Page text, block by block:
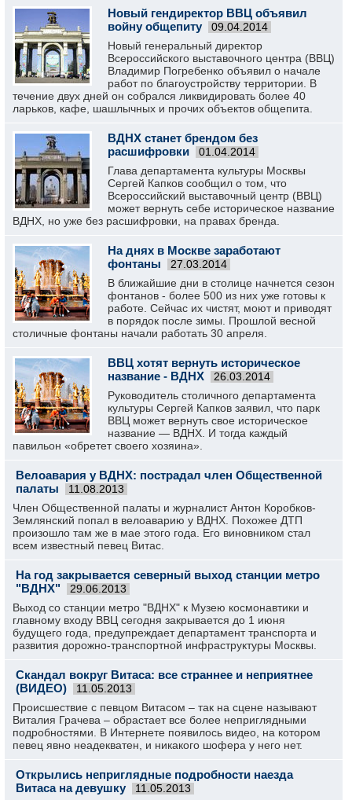
Новый гендиректор ВВЦ объявил
войну общепиту
09.04.2014
Новый генеральный директор
Всероссийского выставочного центра (ВВЦ)
Владимир Погребенко объявил о начале
работ по благоустройству территории. В
течение двух дней он собрался ликвидировать более 40
ларьков, кафе, шашлычных и прочих объектов общепита.
ВДНХ станет брендом без
расшифровки
01.04.2014
Глава департамента культуры Москвы
Сергей Капков сообщил о том, что
Всероссийский выставочный центр (ВВЦ)
может вернуть себе историческое название
ВДНХ, но уже без расшифровки, на правах бренда.
На днях в Москве заработают
фонтаны
27.03.2014
В ближайшие дни в столице начнется сезон
фонтанов - более 500 из них уже готовы к
работе. Сейчас их чистят, моют и приводят
в порядок после зимы. Прошлой весной
столичные фонтаны начали работать 30 апреля.
ВВЦ хотят вернуть историческое
название - ВДНХ
26.03.2014
Руководитель столичного департамента
культуры Сергей Капков заявил, что парк
ВВЦ может вернуть свое историческое
название — ВДНХ. И тогда каждый
павильон «обретет своего хозяина».
Велоавария у ВДНХ: пострадал член Общественной
палаты
11.08.2013
Член Общественной палаты и журналист Антон Коробков-
Землянский попал в велоаварию у ВДНХ. Похожее ДТП
произошло там же в мае этого года. Его виновником стал
всем известный певец Витас.
На год закрывается северный выход станции метро
"ВДНХ"
29.06.2013
Выход со станции метро "ВДНХ" к Музею космонавтики и
главному входу ВВЦ сегодня закрывается до 1 июня
будущего года, предупреждает департамент транспорта и
развития дорожно-транспортной инфраструктуры Москвы.
Скандал вокруг Витаса: все страннее и неприятнее
(ВИДЕО)
11.05.2013
Происшествие с певцом Витасом – так на сцене называют
Виталия Грачева – обрастает все более неприглядными
подробностями. В Интернете появилось видео, на котором
певец явно неадекватен, и никакого шофера у него нет.
Открылись неприглядные подробности наезда
Витаса на девушку
11.05.2013